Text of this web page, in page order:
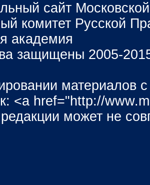
сайт
комитет Русской
академия
защищены 2005-
материалов
<a href="http://
может не